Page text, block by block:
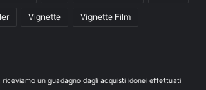
Vignette Vignette Film
riceviamo un guadagno dagli acquisti idonei effettuati